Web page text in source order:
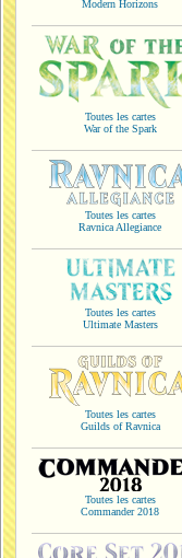
Modern Horizons
Toutes les cartes
War of the Spark
Toutes les cartes
Ravnica Allegiance
Toutes les cartes
Ultimate Masters
Toutes les cartes
Guilds of Ravnica
Toutes les cartes
Commander 2018